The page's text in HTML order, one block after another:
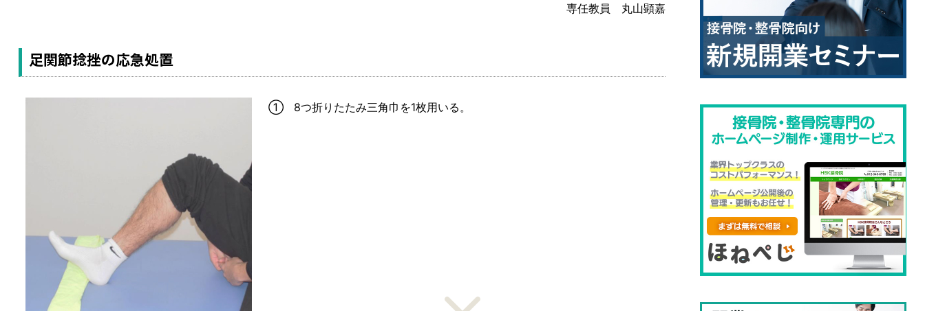
専任教員 丸山顕嘉
足関節捻挫の応急処置
① 8つ折りたたみ三角巾を1枚用いる。